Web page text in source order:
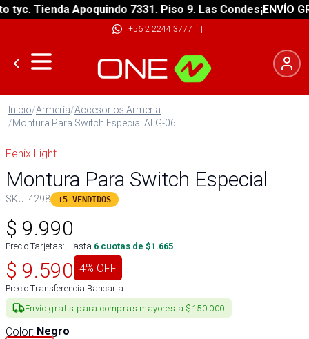
Tienda Apoquindo 7331. Piso 9. Las Condes¡ENVÍO
+56 2 2244 3777 |
Inicio/Armería/Accesorios Armeria
/Montura Para Switch Especial ALG-06
Fenix Light
Montura Para Switch Especial
SKU: 4298 +5 VENDIDOS
$ 9.990
Precio Tarjetas: Hasta 6 cuotas de $1.665
$ 9.590 4% OFF
Precio Transferencia Bancaria
Envío gratis para compras mayores a $150.000
Color: Negro